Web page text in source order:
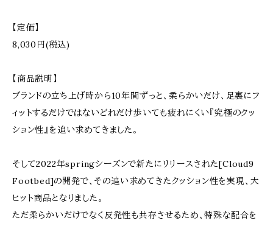
【定価】
8,030円(税込)
【商品説明】
ブランドの立ち上げ時から10年間ずっと、柔らかいだけ、足裏にフ
ィットするだけではないどれだけ歩いても疲れにくい『究極のクッ
ション性』を追い求めてきました。
そして2022年springシーズンで新たにリリースされた[Cloud9
Footbed]の開発で、その追い求めてきたクッション性を実現、大
ヒット商品となりました。
ただ柔らかいだけでなく反発性も共存させるため、特殊な配合を